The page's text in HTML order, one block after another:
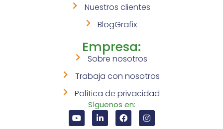
Nuestros clientes
BlogGrafix
Empresa:
Sobre nosotros
Trabaja con nosotros
Política de privacidad
Síguenos en: